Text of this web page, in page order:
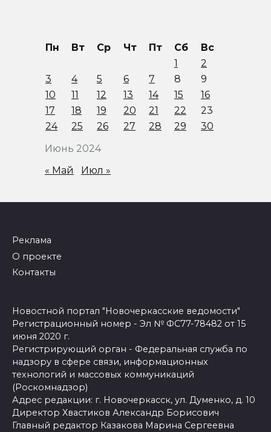
Июнь 2024
Пн Вт Ср Чт Пт Сб
Вс
1
2
3
4 5 6 7 8
9
10
11 12 13 14 15
16
17
18 19 20 21 22
23
24
25 26 27 28 29 30
« Май Июл »
Реклама
О проекте
Контакты
Новостной портал "Новочеркасские ведомости"
Регистрационный номер - Эл № ФС77-78482 от 15
июня 2020 г.
Регистрирующий орган - Федеральная служба по
надзору в сфере связи, информационных
технологий и массовых коммуникаций
(Роскомнадзор)
Адрес редакции: г. Новочеркасск, ул. Думенко, д. 10
Директор Хвастиков Александр Борисович
Главный редактор Казакова Марина Сергеевна